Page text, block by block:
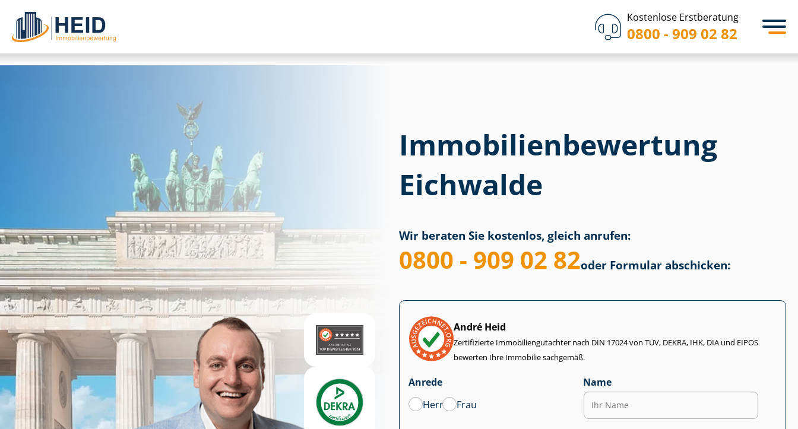
Kostenlose Erstberatung
0800 - 909 02 82
Immobilien­bewertung
Eichwalde
Wir beraten Sie kostenlos, gleich anrufen:
0800 - 909 02 82oder Formular abschicken:
André Heid
Zertifizierte Im­mo­bi­li­en­gut­ach­ter nach DIN 17024 von TÜV, DEKRA, IHK, DIA und EIPOS
bewerten Ihre Immobilie sachgemäß.
Anrede
Herr
Frau
Name